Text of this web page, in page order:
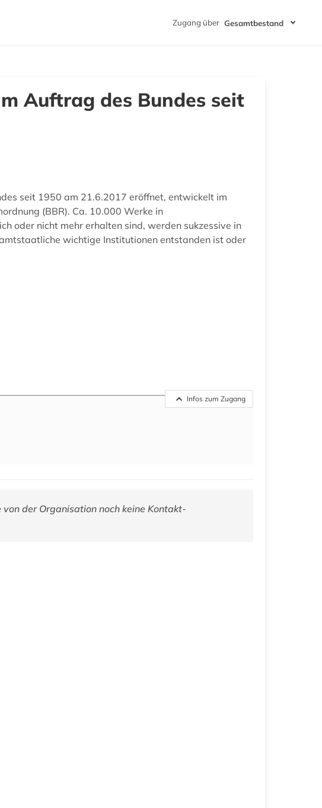
Zugang über Gesamtbestand
Auftrag des Bundes seit
seit 1950 am 21.6.2017 eröffnet, entwickelt im
(BBR). Ca. 10.000 Werke in
oder nicht mehr erhalten sind, werden sukzessive in
wichtige Institutionen entstanden ist oder
Infos zum Zugang
der Organisation noch keine Kontakt-